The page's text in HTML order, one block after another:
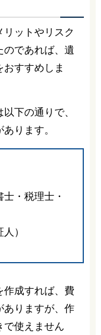
ットやリスク
のであれば、遺
すすめしま
下の通りで、
ります。
・税理士・
）
作成すれば、費
ありますが、作
で使えません